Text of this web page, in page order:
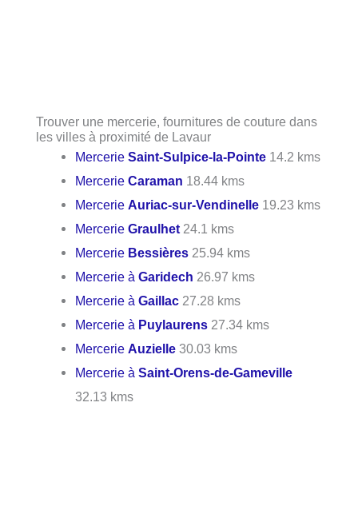
Trouver une mercerie, fournitures de couture dans
les villes à proximité de Lavaur
MercerieSaint-Sulpice-la-Pointe 14.2 kms
MercerieCaraman 18.44 kms
MercerieAuriac-sur-Vendinelle 19.23 kms
MercerieGraulhet 24.1 kms
Mercerie Bessières 25.94 kms
Mercerie àGaridech 26.97 kms
Mercerie àGaillac 27.28 kms
Mercerie à Puylaurens 27.34 kms
MercerieAuzielle 30.03 kms
Mercerie àSaint-Orens-de-Gameville
32.13 kms